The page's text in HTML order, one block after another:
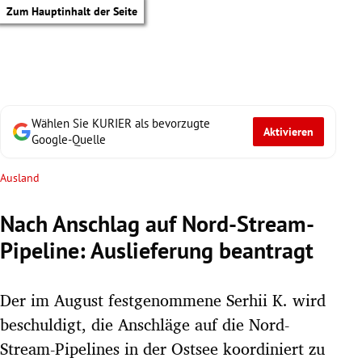
Zum Hauptinhalt der Seite
Untermenü
Wählen Sie KURIER als bevorzugte
Google-Quelle
Aktivieren
Ausland
Nach Anschlag auf Nord-Stream-
Pipeline: Auslieferung beantragt
Der im August festgenommene Serhii K. wird
beschuldigt, die Anschläge auf die Nord-
Stream-Pipelines in der Ostsee koordiniert zu